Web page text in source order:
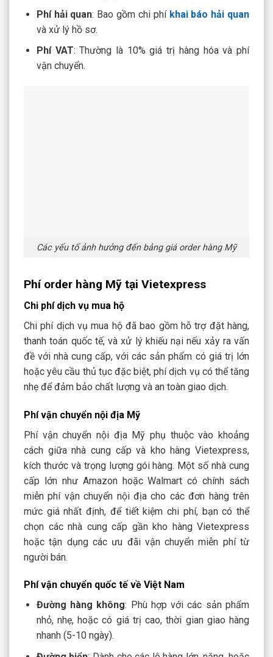
Phí hải quan: Bao gồm chi phí khai báo hải quan
và xử lý hồ sơ.
Phí VAT: Thường là 10% giá trị hàng hóa và phí
vận chuyển.
Các yếu tố ảnh hưởng đến bảng giá order hàng Mỹ
Phí order hàng Mỹ tại Vietexpress
Chi phí dịch vụ mua hộ
Chi phí dịch vụ mua hộ đã bao gồm hỗ trợ đặt hàng,
thanh toán quốc tế, và xử lý khiếu nại nếu xảy ra vấn
đề với nhà cung cấp, với các sản phẩm có giá trị lớn
hoặc yêu cầu thủ tục đặc biệt, phí dịch vụ có thể tăng
nhẹ để đảm bảo chất lượng và an toàn giao dịch.
Phí vận chuyển nội địa Mỹ
Phí vận chuyển nội địa Mỹ phụ thuộc vào khoảng
cách giữa nhà cung cấp và kho hàng Vietexpress,
kích thước và trọng lượng gói hàng. Một số nhà cung
cấp lớn như Amazon hoặc Walmart có chính sách
miễn phí vận chuyển nội địa cho các đơn hàng trên
mức giá nhất định, để tiết kiệm chi phí, bạn có thể
chọn các nhà cung cấp gần kho hàng Vietexpress
hoặc tận dụng các ưu đãi vận chuyển miễn phí từ
người bán.
Phí vận chuyển quốc tế về Việt Nam
Đường hàng không: Phù hợp với các sản phẩm
nhỏ, nhẹ, hoặc có giá trị cao, thời gian giao hàng
nhanh (5-10 ngày).